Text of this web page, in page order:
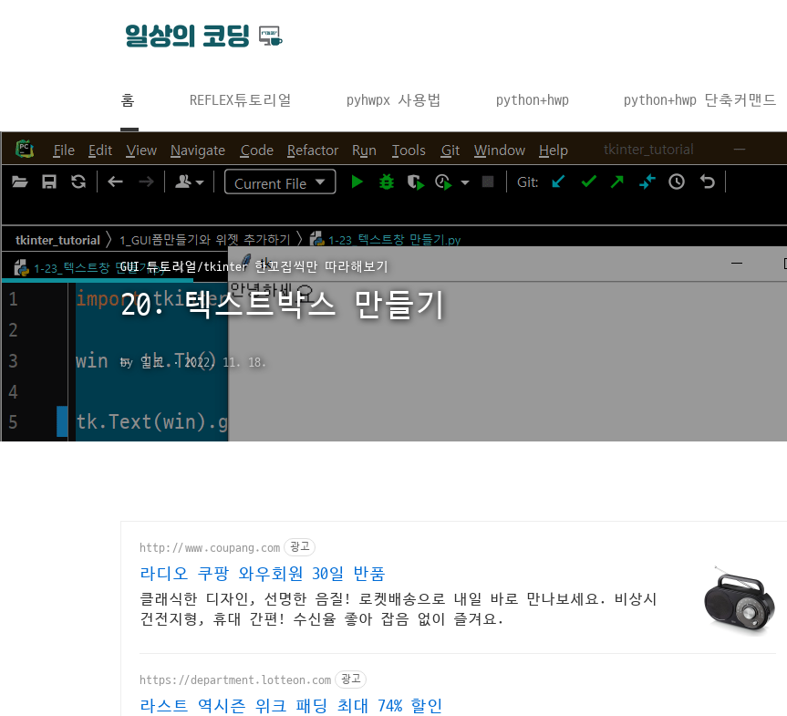
홈 REFLEX튜토리얼 pyhwpx 사용법 python+hwp python+hwp 단축커맨드
GUI 튜토리얼/tkinter 한꼬집씩만 따라해보기
20. 텍스트박스 만들기
by 일코 2022. 11. 18.
http://www.coupang.com 광고
라디오 쿠팡 와우회원 30일 반품
클래식한 디자인, 선명한 음질! 로켓배송으로 내일 바로 만나보세요. 비상시
건전지형, 휴대 간편! 수신율 좋아 잡음 없이 즐겨요.
https://department.lotteon.com 광고
라스트 역시즌 위크 패딩 최대 74% 할인